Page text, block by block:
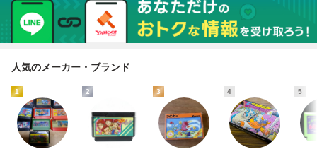
人気のメーカー・ブランド
1 2 3 4 5